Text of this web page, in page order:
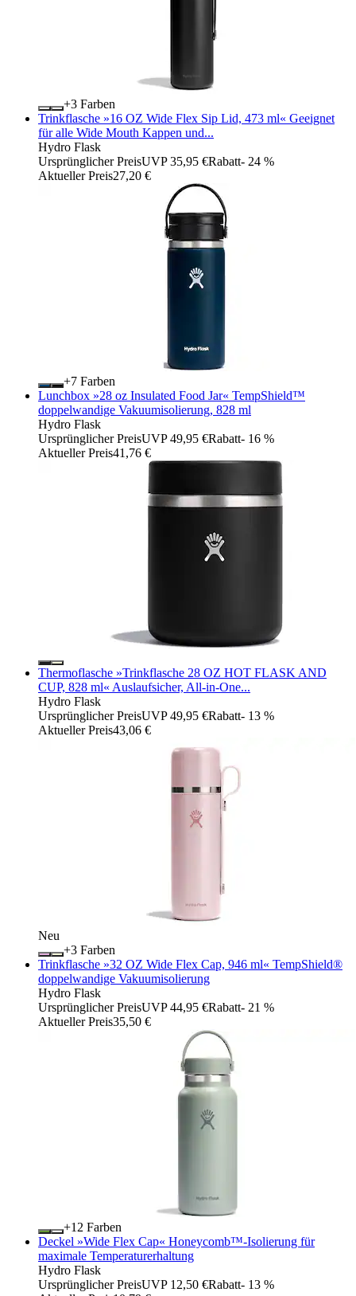
+
Farben
Trinkflasche »16 OZ Wide Flex Sip Lid, 473 ml« Geeignet
für alle Wide Mouth Kappen und...
Hydro Flask
Ursprünglicher PreisUVP 35,95 €Rabatt- 24 %
Aktueller Preis27,20 €
+
Farben
Lunchbox »28 oz Insulated Food Jar« TempShield™
doppelwandige Vakuumisolierung, 828 ml
Hydro Flask
Ursprünglicher PreisUVP 49,95 €Rabatt- 16 %
Aktueller Preis41,76 €
Thermoflasche »Trinkflasche 28 OZ HOT FLASK AND
CUP, 828 ml« Auslaufsicher, All-in-One...
Hydro Flask
Ursprünglicher PreisUVP 49,95 €Rabatt- 13 %
Aktueller Preis43,06 €
Neu
+
Farben
Trinkflasche »32 OZ Wide Flex Cap, 946 ml« TempShield®️
doppelwandige Vakuumisolierung
Hydro Flask
Ursprünglicher PreisUVP 44,95 €Rabatt- 21 %
Aktueller Preis35,50 €
+
Farben
Deckel »Wide Flex Cap« Honeycomb™-Isolierung für
maximale Temperaturerhaltung
Hydro Flask
Ursprünglicher PreisUVP 12,50 €Rabatt- 13 %